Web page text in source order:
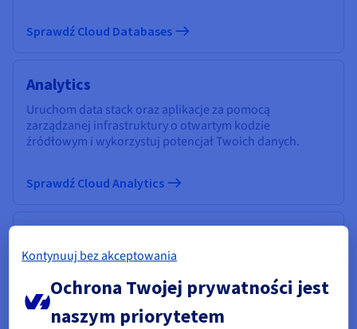
Sprawdź Cloud Databases
Analytics
Uruchom data stack oraz aplikacje za pomocą
zarządzanej infrastruktury o otwartym kodzie
źródłowym i wykorzystuj potencjał Twoich danych.
Sprawdź Cloud Analytics
Realizuj i wdrażaj projekty Data & Analytics w
rekordowym czasie dzięki rozwiązaniu, które jest
kompleksowe, zintegrowane, wspierające pracę
zespołową i dostępne dla wszystkich.
Kontynuuj bez akceptowania
Ochrona Twojej prywatności jest
naszym priorytetem